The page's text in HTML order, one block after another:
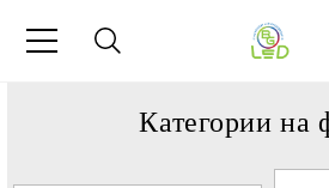
Категории на